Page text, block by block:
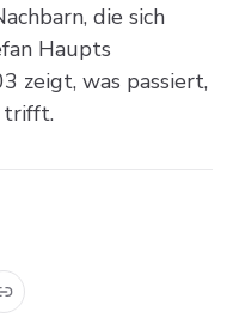
die sich
Haupts
zeigt, was passiert,
trifft.